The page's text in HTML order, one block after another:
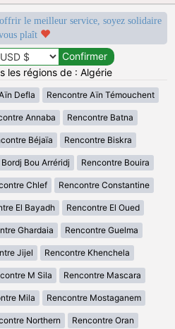
le meilleur service, soyez solidaire
plaît
les régions de : Algérie
Defla Rencontre Aïn Témouchent
Annaba Rencontre Batna
Béjaïa Rencontre Biskra
Bou Arréridj Rencontre Bouira
Chlef Rencontre Constantine
El Bayadh Rencontre El Oued
Ghardaia Rencontre Guelma
Jijel Rencontre Khenchela
M Sila Rencontre Mascara
Mila Rencontre Mostaganem
Northern Rencontre Oran